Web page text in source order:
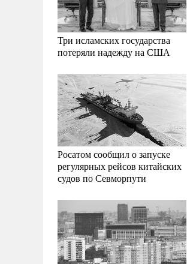
Три исламских государства
потеряли надежду на США
Росатом сообщил о запуске
регулярных рейсов китайских
судов по Севморпути